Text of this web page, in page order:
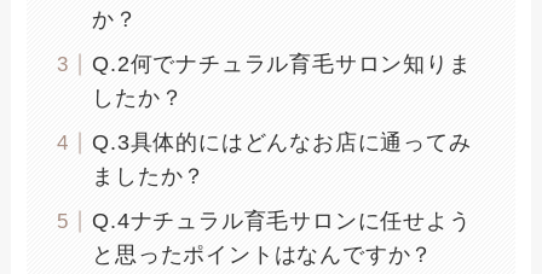
か？
Q.2何でナチュラル育毛サロン知りま
したか？
Q.3具体的にはどんなお店に通ってみ
ましたか？
Q.4ナチュラル育毛サロンに任せよう
と思ったポイントはなんですか？